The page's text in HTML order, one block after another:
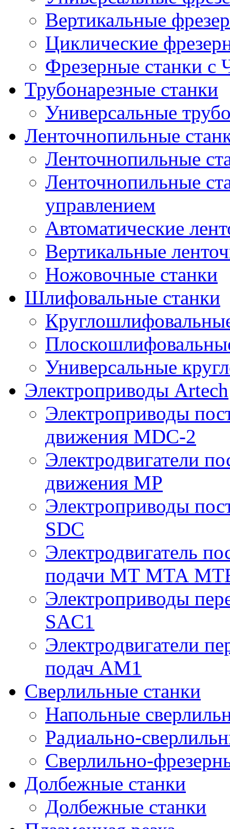
Вертикальные
Циклические
Фрезерные станки
Трубонарезные станки
Универсальные
Ленточнопильные
Ленточнопильные
Ленточнопильные
управлением
Автоматические
Вертикальные
Ножовочные станки
Шлифовальные станки
Универсальные
Электроприводы Artech
Электроприводы
движения MDC-2
Электродвигатели
движения МР
Электроприводы
SDC
Электродвигатель
подачи МТ МТА
Электроприводы
SAC1
Электродвигатели
подач AM1
Сверлильные станки
Напольные
Радиально-
Сверлильно-
Долбежные станки
Долбежные станки